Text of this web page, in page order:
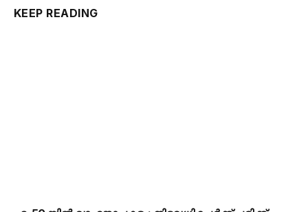
KEEP READING